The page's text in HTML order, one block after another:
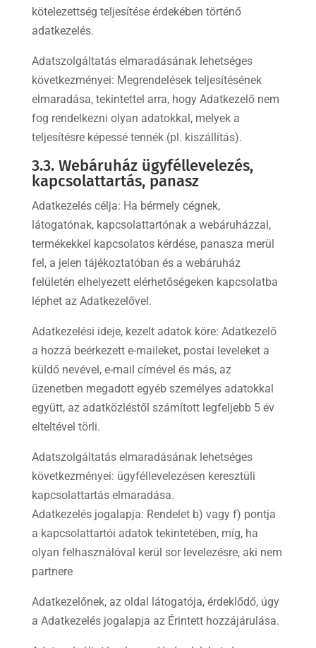
kötelezettség teljesítése érdekében történő
adatkezelés.
Adatszolgáltatás elmaradásának lehetséges
következményei: Megrendelések teljesítésének
elmaradása, tekintettel arra, hogy Adatkezelő nem
fog rendelkezni olyan adatokkal, melyek a
teljesítésre képessé tennék (pl. kiszállítás).
3.3. Webáruház ügyféllevelezés,
kapcsolattartás, panasz
Adatkezelés célja: Ha bérmely cégnek,
látogatónak, kapcsolattartónak a webáruházzal,
termékekkel kapcsolatos kérdése, panasza merül
fel, a jelen tájékoztatóban és a webáruház
felületén elhelyezett elérhetőségeken kapcsolatba
léphet az Adatkezelővel.
Adatkezelési ideje, kezelt adatok köre: Adatkezelő
a hozzá beérkezett e-maileket, postai leveleket a
küldő nevével, e-mail címével és más, az
üzenetben megadott egyéb személyes adatokkal
együtt, az adatközléstől számított legfeljebb 5 év
elteltével törli.
Adatszolgáltatás elmaradásának lehetséges
következményei: ügyféllevelezésen keresztüli
kapcsolattartás elmaradása.
Adatkezelés jogalapja: Rendelet b) vagy f) pontja
a kapcsolattartói adatok tekintetében, míg, ha
olyan felhasználóval kerül sor levelezésre, aki nem
partnere
Adatkezelőnek, az oldal látogatója, érdeklődő, úgy
a Adatkezelés jogalapja az Érintett hozzájárulása.